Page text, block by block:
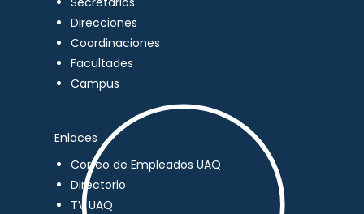
Direcciones
Coordinaciones
Facultades
Campus
Enlaces
Correo de Empleados UAQ
Directorio
TV UAQ